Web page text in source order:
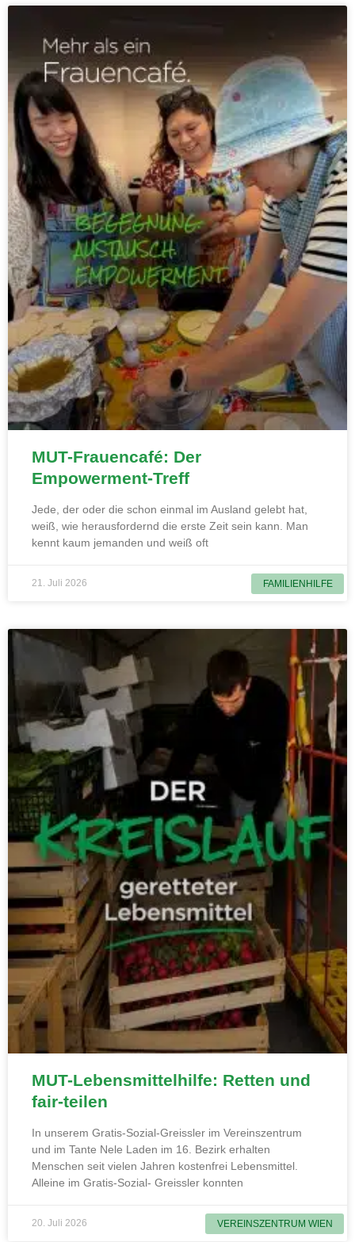
FAMILIENHILFE
MUT-Frauencafé: Der
Empowerment-Treff
Jede, der oder die schon einmal im Ausland gelebt hat,
weiß, wie herausfordernd die erste Zeit sein kann. Man
kennt kaum jemanden und weiß oft
21. Juli 2026
VEREINSZENTRUM WIEN
MUT-Lebensmittelhilfe: Retten und
fair-teilen
In unserem Gratis-Sozial-Greissler im Vereinszentrum
und im Tante Nele Laden im 16. Bezirk erhalten
Menschen seit vielen Jahren kostenfrei Lebensmittel.
Alleine im Gratis-Sozial- Greissler konnten
20. Juli 2026